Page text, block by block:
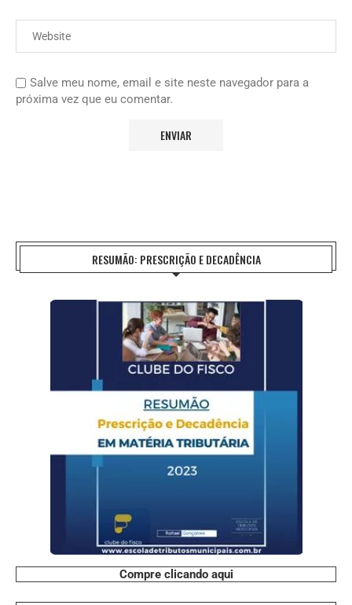
Salve meu nome, email e site neste navegador para a
próxima vez que eu comentar.
RESUMÃO: PRESCRIÇÃO E DECADÊNCIA
Compre clicando aqui